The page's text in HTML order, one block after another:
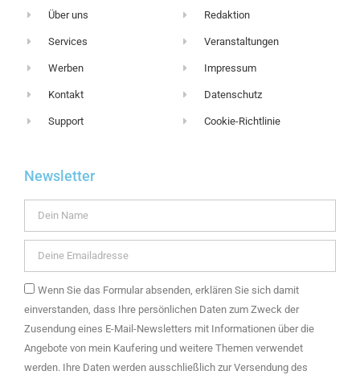
Über uns
Services
Werben
Kontakt
Support
Redaktion
Veranstaltungen
Impressum
Datenschutz
Cookie-Richtlinie
Newsletter
Wenn Sie das Formular absenden, erklären Sie sich damit
einverstanden, dass Ihre persönlichen Daten zum Zweck der
Zusendung eines E-Mail-Newsletters mit Informationen über die
Angebote von mein Kaufering und weitere Themen verwendet
werden. Ihre Daten werden ausschließlich zur Versendung des